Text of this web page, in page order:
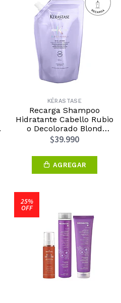
KÉRASTASE
Recarga Shampoo
Hidratante Cabello Rubio
o Decolorado Blond
Absolu 500ml Kérastase
$39.990
AGREGAR
25%
OFF